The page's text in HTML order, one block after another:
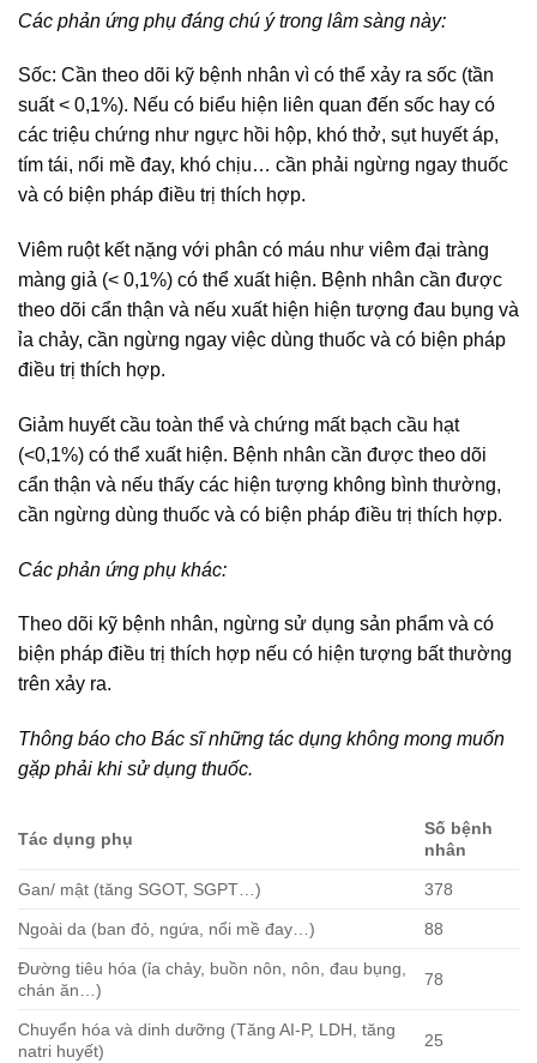
Các phản ứng phụ đáng chú ý trong lâm sàng này:
Sốc: Cần theo dõi kỹ bệnh nhân vì có thể xảy ra sốc (tần
suất < 0,1%). Nếu có biểu hiện liên quan đến sốc hay có
các triệu chứng như ngực hồi hộp, khó thở, sụt huyết áp,
tím tái, nổi mề đay, khó chịu… cần phải ngừng ngay thuốc
và có biện pháp điều trị thích hợp.
Viêm ruột kết nặng với phân có máu như viêm đại tràng
màng giả (< 0,1%) có thể xuất hiện. Bệnh nhân cần được
theo dõi cẩn thận và nếu xuất hiện hiện tượng đau bụng và
ỉa chảy, cần ngừng ngay việc dùng thuốc và có biện pháp
điều trị thích hợp.
Giảm huyết cầu toàn thể và chứng mất bạch cầu hạt
(<0,1%) có thể xuất hiện. Bệnh nhân cần được theo dõi
cẩn thận và nếu thấy các hiện tượng không bình thường,
cần ngừng dùng thuốc và có biện pháp điều trị thích hợp.
Các phản ứng phụ khác:
Theo dõi kỹ bệnh nhân, ngừng sử dụng sản phẩm và có
biện pháp điều trị thích hợp nếu có hiện tượng bất thường
trên xảy ra.
Thông báo cho Bác sĩ những tác dụng không mong muốn
gặp phải khi sử dụng thuốc.
Tác dụng phụ
Số bệnh
nhân
Gan/ mật (tăng SGOT, SGPT…) 378
Ngoài da (ban đỏ, ngứa, nổi mề đay…) 88
Đường tiêu hóa (ỉa chảy, buồn nôn, nôn, đau bụng,
chán ăn…)
78
Chuyển hóa và dinh dưỡng (Tăng AI-P, LDH, tăng
natri huyết)
25